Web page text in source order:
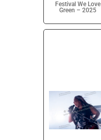
Festival We Love
Green – 2025